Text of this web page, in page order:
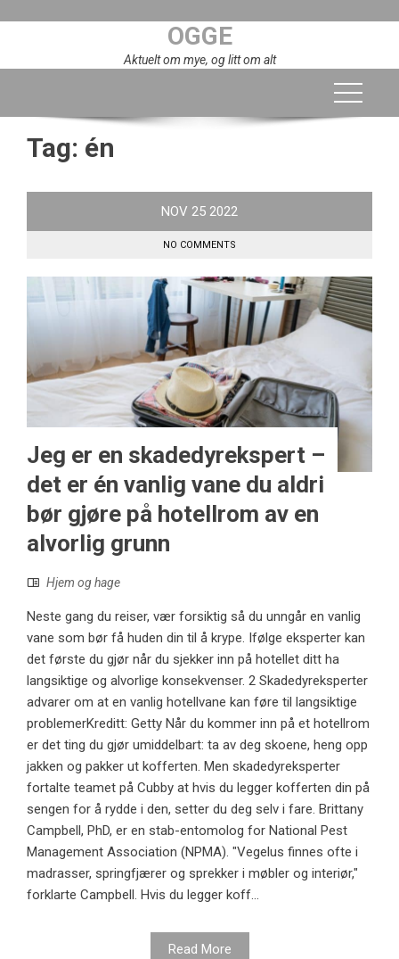
OGGE
Aktuelt om mye, og litt om alt
Tag: én
NOV 25 2022
NO COMMENTS
Jeg er en skadedyrekspert –
det er én vanlig vane du aldri
bør gjøre på hotellrom av en
alvorlig grunn
Hjem og hage
Neste gang du reiser, vær forsiktig så du unngår en vanlig
vane som bør få huden din til å krype. Ifølge eksperter kan
det første du gjør når du sjekker inn på hotellet ditt ha
langsiktige og alvorlige konsekvenser. 2 Skadedyreksperter
advarer om at en vanlig hotellvane kan føre til langsiktige
problemerKreditt: Getty Når du kommer inn på et hotellrom
er det ting du gjør umiddelbart: ta av deg skoene, heng opp
jakken og pakker ut kofferten. Men skadedyreksperter
fortalte teamet på Cubby at hvis du legger kofferten din på
sengen for å rydde i den, setter du deg selv i fare. Brittany
Campbell, PhD, er en stab-entomolog for National Pest
Management Association (NPMA). "Vegelus finnes ofte i
madrasser, springfjærer og sprekker i møbler og interiør,"
forklarte Campbell. Hvis du legger koff...
Read More